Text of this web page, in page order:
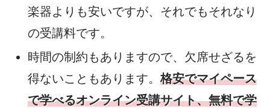
楽器よりも安いですが、それでもそれなり
の受講料です。
時間の制約もありますので、欠席せざるを
得ないこともあります。 格安でマイペース
で学べるオンライン受講サイト、無料で学